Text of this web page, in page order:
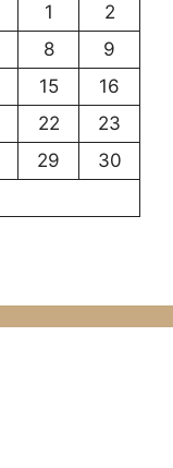
1
2
8
9
15
16
22
23
29
30